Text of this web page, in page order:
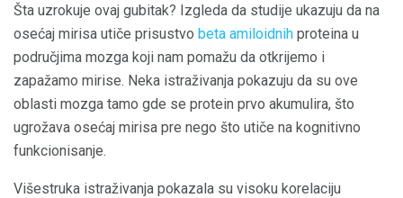
Šta uzrokuje ovaj gubitak? Izgleda da studije ukazuju da na
osećaj mirisa utiče prisustvo beta amiloidnih proteina u
područjima mozga koji nam pomažu da otkrijemo i
zapažamo mirise. Neka istraživanja pokazuju da su ove
oblasti mozga tamo gde se protein prvo akumulira, što
ugrožava osećaj mirisa pre nego što utiče na kognitivno
funkcionisanje.
Višestruka istraživanja pokazala su visoku korelaciju